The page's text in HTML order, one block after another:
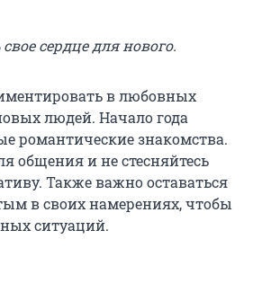
сердце для нового.
в любовных
людей. Начало года
романтические знакомства.
общения и не стесняйтесь
Также важно оставаться
в своих намерениях, чтобы
ситуаций.